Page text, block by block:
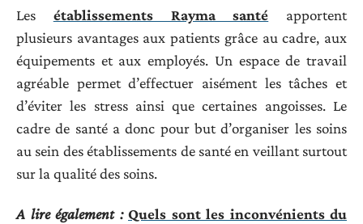
Les établissements Rayma santé apportent
plusieurs avantages aux patients grâce au cadre, aux
équipements et aux employés. Un espace de travail
agréable permet d’effectuer aisément les tâches et
d’éviter les stress ainsi que certaines angoisses. Le
cadre de santé a donc pour but d’organiser les soins
au sein des établissements de santé en veillant surtout
sur la qualité des soins.
A lire également : Quels sont les inconvénients du